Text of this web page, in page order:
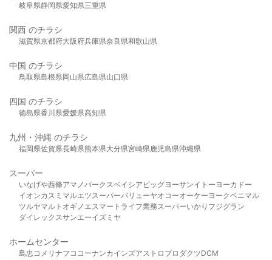
岐阜県静岡県愛知県三重県
関西 のチラシ
滋賀県京都府大阪府兵庫県奈良県和歌山県
中国 のチラシ
鳥取県島根県岡山県広島県山口県
四国 のチラシ
徳島県香川県愛媛県高知県
九州・沖縄 のチラシ
福岡県佐賀県長崎県熊本県大分県宮崎県鹿児島県沖縄県
スーパー
いなげや西條アマノパークスベイシア ビッグヨーサンイトーヨーカドー
イオンカスミ マルエツスーパーバリューヤオコーオーケー ヨークベニマル
ツルヤマルト オギノ エスマート ライフ業務スーパーいかり フジグラン
ダイレックスサンエーイズミヤ
ホームセンター
島忠 コメリ ナフコ コーナンカインズアストロプロダクツDCM